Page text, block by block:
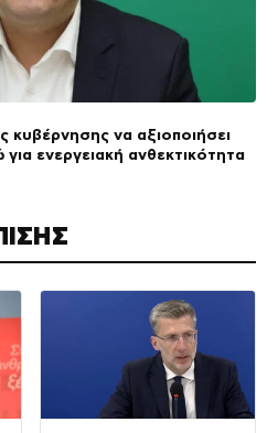
κυβέρνησης να αξιοποιήσει
ενεργειακή ανθεκτικότητα